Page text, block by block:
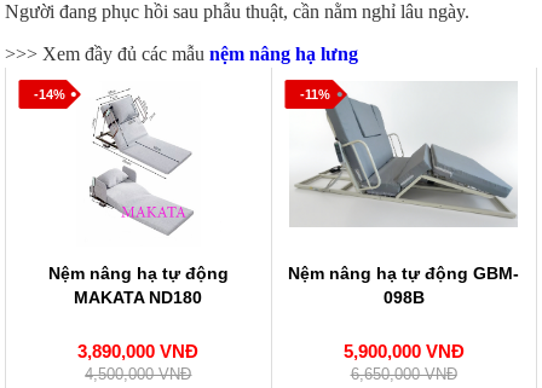
Người đang phục hồi sau phẫu thuật, cần nằm nghỉ lâu ngày.
>>> Xem đầy đủ các mẫunệm nâng hạ lưng
-14%
Nệm nâng hạ tự động
MAKATA ND180
3,890,000 VNĐ
4,500,000 VNĐ
-11%
Nệm nâng hạ tự động GBM-
098B
5,900,000 VNĐ
6,650,000 VNĐ